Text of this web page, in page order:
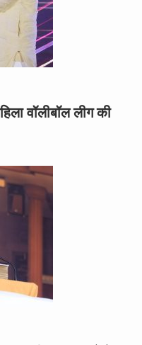
वॉलीबॉल लीग की